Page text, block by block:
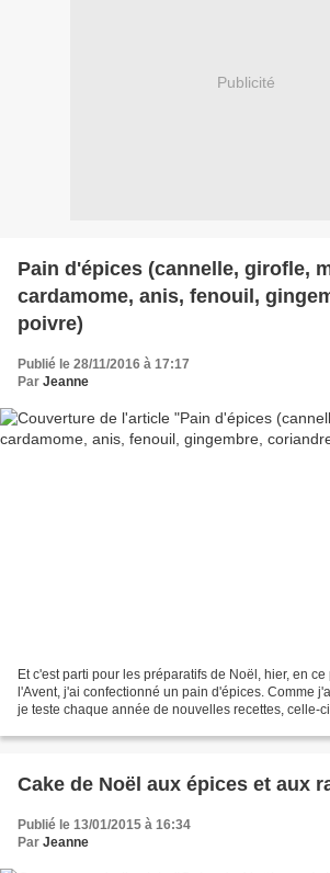
Publicité
Pain d'épices (cannelle, girofle,
cardamome, anis, fenouil,
poivre)
Publié le 28/11/2016 à 17:17
Par Jeanne
Et c'est parti pour les préparatifs de Noël, hier, en
l'Avent, j'ai confectionné un pain d'épices. Comme
je teste chaque année de nouvelles recettes, celle-
Cake de Noël aux épices et aux
Publié le 13/01/2015 à 16:34
Par Jeanne